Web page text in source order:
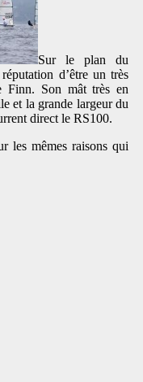
Sur le plan du
d’être un très
Finn. Son mât très en
et la grande largeur du
direct le RS100.
les mêmes raisons qui